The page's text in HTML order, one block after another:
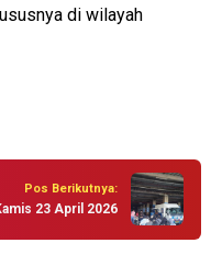
di wilayah
Pos Berikutnya:
23 April 2026